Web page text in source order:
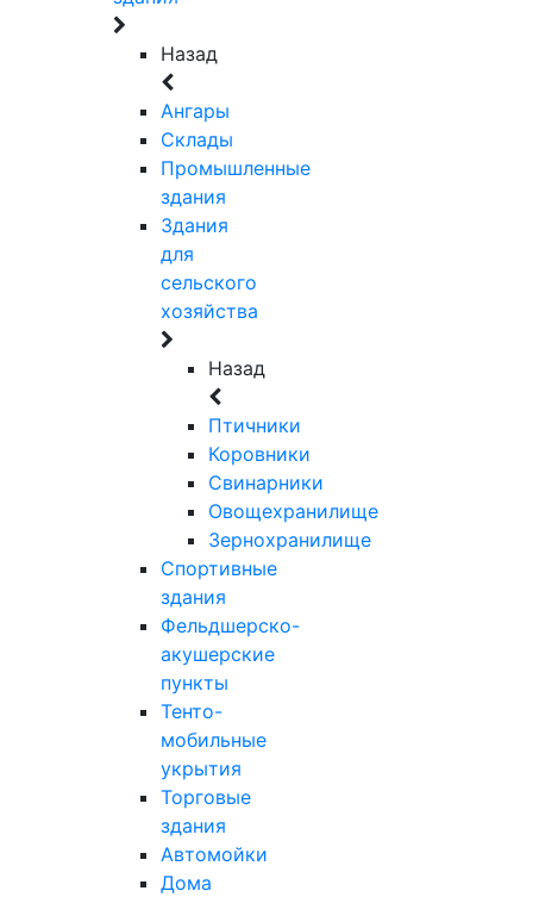
Назад
Ангары
Склады
Промышленные
здания
Здания
для
сельского
хозяйства
Назад
Птичники
Коровники
Свинарники
Овощехранилище
Зернохранилище
Спортивные
здания
Фельдшерско-
акушерские
пункты
Тенто-
мобильные
укрытия
Торговые
здания
Автомойки
Дома